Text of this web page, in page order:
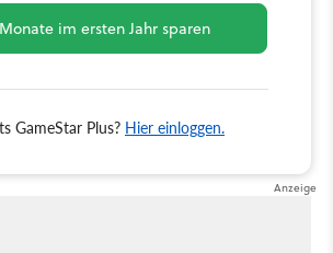
im ersten Jahr sparen
GameStar Plus? Hier einloggen.